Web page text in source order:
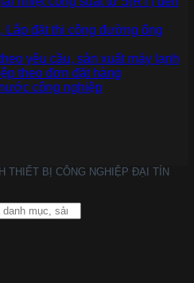
Lắp đặt thi công đường ống
yêu cầu, sản xuất máy lạnh
theo đơn đặt hàng
công nghiệp
THIẾT BỊ CÔNG NGHIỆP ĐẠI TÍN